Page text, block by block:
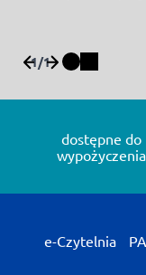
1/1
dostępne do
wypożyczenia
e-Czytelnia